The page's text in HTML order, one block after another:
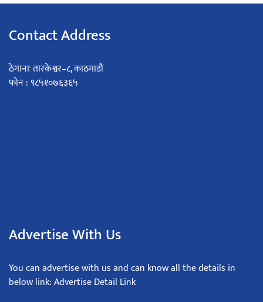
Contact Address
ठेगानाः तारकेश्वर–८, काठमाडौं
फोन : ९८५१०७६३६५
Advertise With Us
You can advertise with us and can know all the details in
below link: Advertise Detail Link